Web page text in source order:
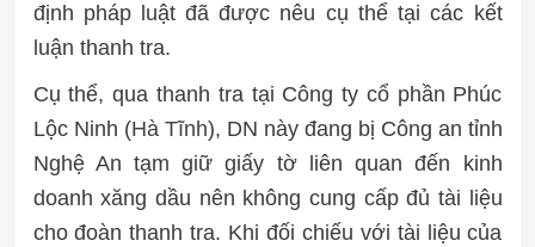
định pháp luật đã được nêu cụ thể tại các kết
luận thanh tra.
Cụ thể, qua thanh tra tại Công ty cổ phần Phúc
Lộc Ninh (Hà Tĩnh), DN này đang bị Công an tỉnh
Nghệ An tạm giữ giấy tờ liên quan đến kinh
doanh xăng dầu nên không cung cấp đủ tài liệu
cho đoàn thanh tra. Khi đối chiếu với tài liệu của